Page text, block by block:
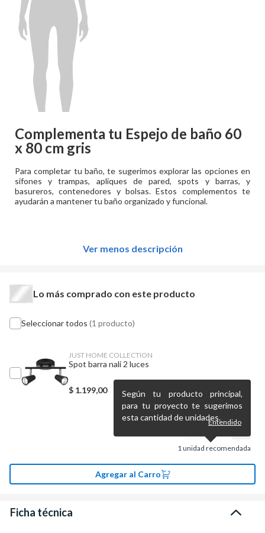
Complementa tu Espejo de baño 60
x 80 cm gris
Para completar tu baño, te sugerimos explorar las opciones en
sifones y trampas, apliques de pared, spots y barras, y
basureros, contenedores y bolsas. Estos complementos te
ayudarán a mantener tu baño organizado y funcional.
Ver menos descripción
Lo más comprado con este producto
Seleccionar todos (1 producto)
JUST HOME COLLECTION
Spot barra nali 2 luces
$ 1.199,00
1unidad recomendada
Según tu producto principal,
para tu proyecto te sugerimos
esta cantidad de unidades.Entendido
Agregar al Carro
Ficha técnica